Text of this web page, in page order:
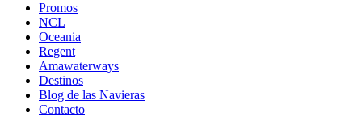
Promos
NCL
Oceania
Regent
Amawaterways
Destinos
Blog de las Navieras
Contacto